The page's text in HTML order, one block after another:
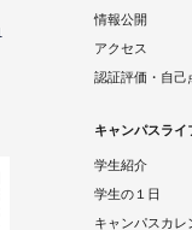
情報公開
アクセス
認証評価・自己
キャンパスライ
学生紹介
学生の１日
キャンパスカレ